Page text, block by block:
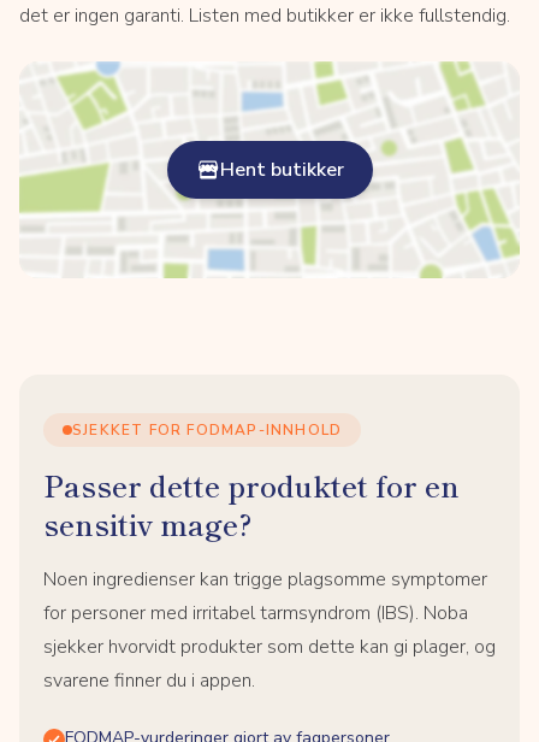
det er ingen garanti. Listen med butikker er ikke fullstendig.
Hent butikker
SJEKKET FOR FODMAP-INNHOLD
Passer dette produktet for en
sensitiv mage?
Noen ingredienser kan trigge plagsomme symptomer
for personer med irritabel tarmsyndrom (IBS). Noba
sjekker hvorvidt produkter som dette kan gi plager, og
svarene finner du i appen.